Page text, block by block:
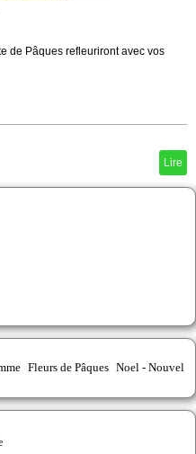
de Pâques refleuriront avec vos
Lire
Fleurs de Pâques Noel - Nouvel